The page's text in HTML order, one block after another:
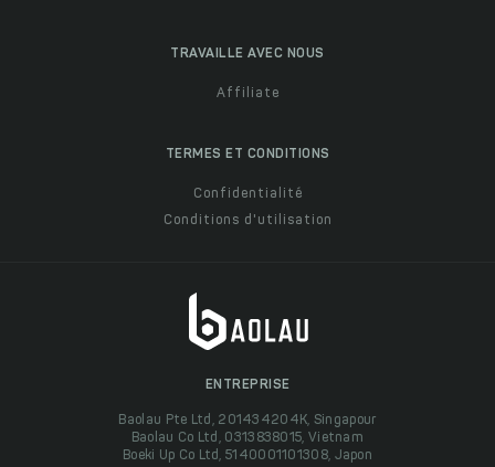
TRAVAILLE AVEC NOUS
Affiliate
TERMES ET CONDITIONS
Confidentialité
Conditions d'utilisation
ENTREPRISE
Baolau Pte Ltd, 201434204K, Singapour
Baolau Co Ltd, 0313838015, Vietnam
Boeki Up Co Ltd, 5140001101308, Japon